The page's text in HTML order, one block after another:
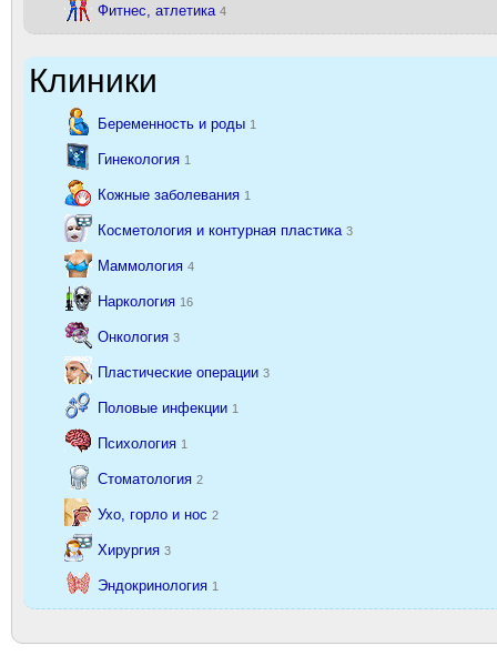
Фитнес, атлетика 4
Клиники
Беременность и роды 1
Гинекология 1
Кожные заболевания 1
Косметология и контурная пластика 3
Маммология 4
Наркология 16
Онкология 3
Пластические операции 3
Половые инфекции 1
Психология 1
Стоматология 2
Ухо, горло и нос 2
Хирургия 3
Эндокринология 1